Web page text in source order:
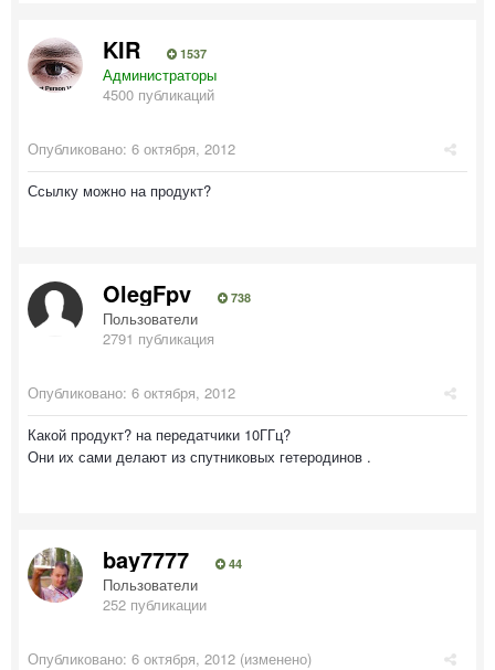
KIR 1537
Администраторы
4500 публикаций
Опубликовано: 6 октября, 2012
Ссылку можно на продукт?
OlegFpv 738
Пользователи
2791 публикация
Опубликовано: 6 октября, 2012
Какой продукт? на передатчики 10ГГц?
Они их сами делают из спутниковых гетеродинов .
bay7777 44
Пользователи
252 публикации
Опубликовано: 6 октября, 2012 (изменено)